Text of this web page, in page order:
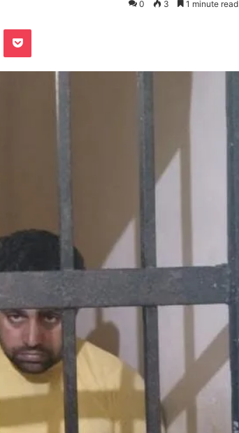
0 3 1 minute read
Pocket